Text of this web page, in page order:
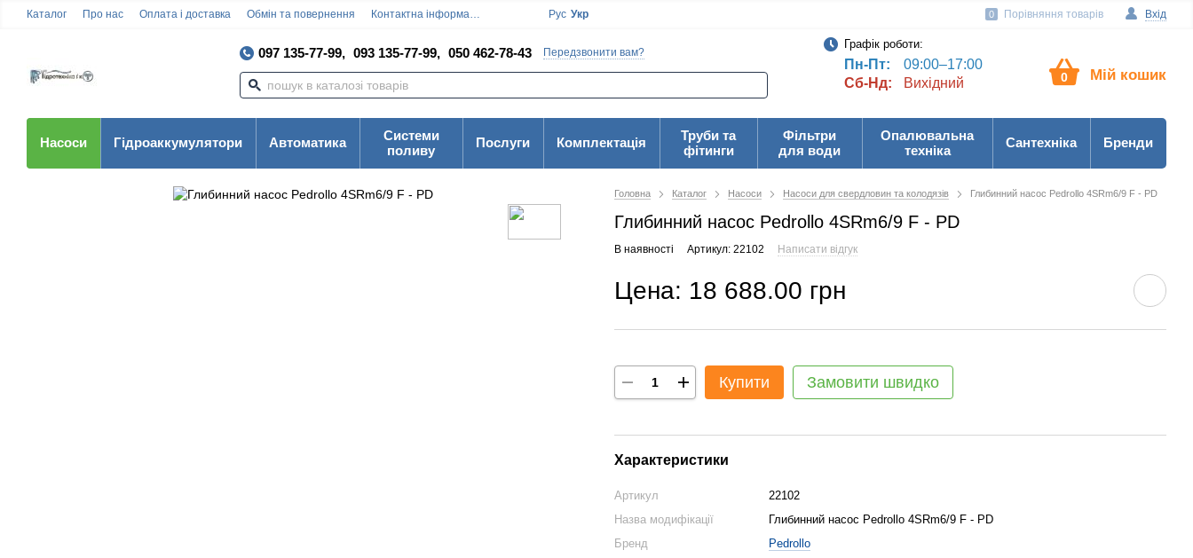
Каталог Про нас Оплата і доставка Обмін та повернення Контактна інформація Угода користувача Вхід
0 Порівняння товарів
Рус Укр
097 135-77-99, 093 135-77-99, 050 462-78-43 Передзвонити вам?
Графік роботи:
Пн-Пт:
09:00–17:00
Сб-Нд:
Вихідний 0 Мій кошик
Насоси Гідроаккумулятори Автоматика
Системи
поливу
Послуги Комплектація
Труби та
фітинги
Фільтри
для води
Опалювальна
техніка
Сантехніка Бренди
Головна Каталог Насоси Насоси для свердловин та колодязів Глибинний насос Pedrollo 4SRm6/9 F - PD
Глибинний насос Pedrollo 4SRm6/9 F - PD
В наявності Артикул: 22102 Написати відгук
Цена: 18 688.00 грн
Купити Замовити швидко
Характеристики
Артикул
22102
Назва модифікації
Глибинний насос Pedrollo 4SRm6/9 F - PD
Бренд
Pedrollo